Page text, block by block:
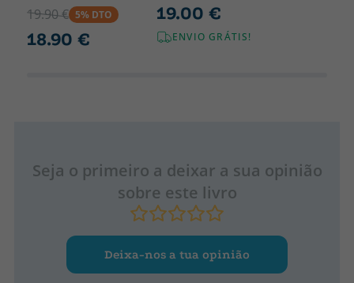
19.90 € 5% DTO
18.90 €
19.00 €
ENVIO GRÁTIS!
Seja o primeiro a deixar a sua opinião
sobre este livro
Deixa-nos a tua opinião